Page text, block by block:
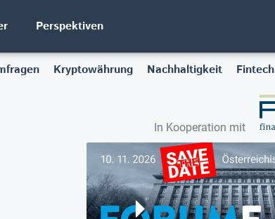
Perspektiven
Kryptowährung Nachhaltigkeit Fintech
In Kooperation mit